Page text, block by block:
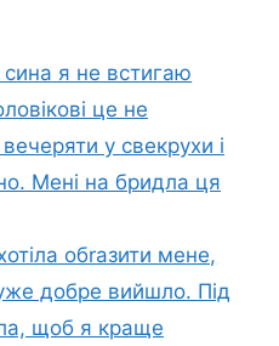
я не встигаю
це не
у свекрухи і
Мені на бридла ця
обrазити мене,
добре вийшло. Під
щоб я краще